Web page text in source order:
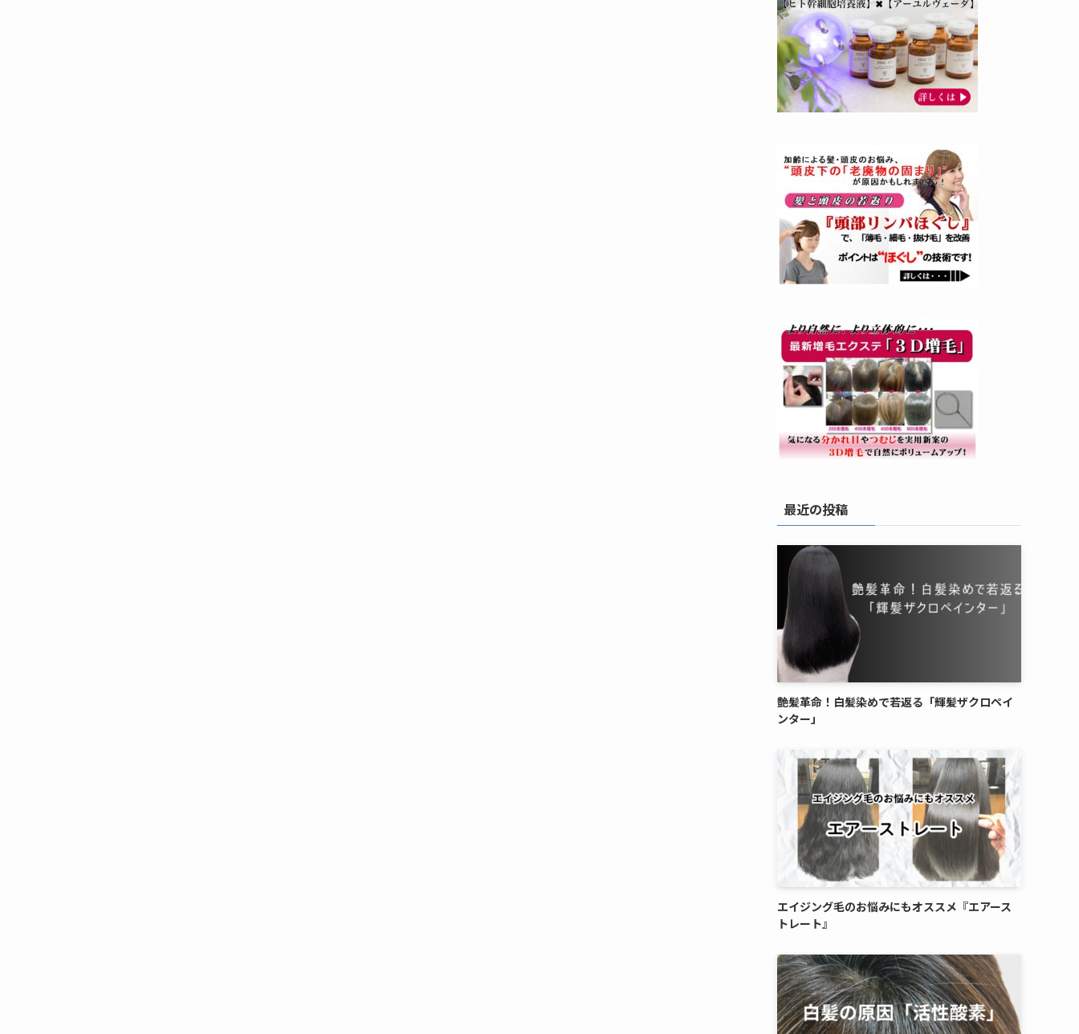
最近の投稿
艶髪革命！白髪染めで若返る「輝髪ザクロペイ
ンター」
エイジング毛のお悩みにもオススメ『エアース
トレート』